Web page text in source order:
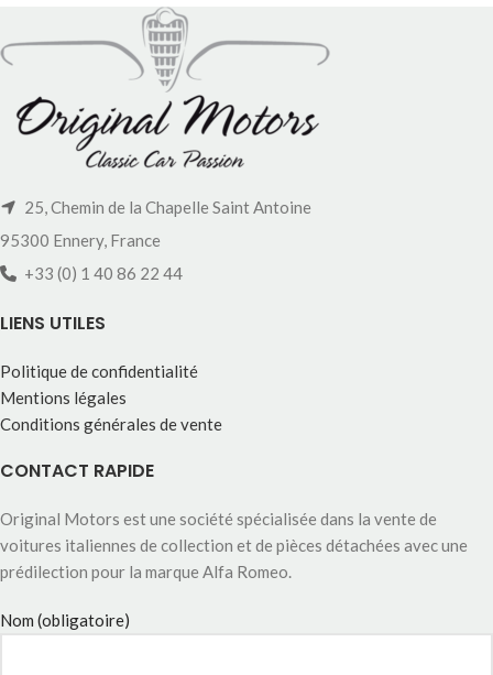
25, Chemin de la Chapelle Saint Antoine
95300 Ennery, France
+33 (0) 1 40 86 22 44
LIENS UTILES
Politique de confidentialité
Mentions légales
Conditions générales de vente
CONTACT RAPIDE
Original Motors est une société spécialisée dans la vente de
voitures italiennes de collection et de pièces détachées avec une
prédilection pour la marque Alfa Romeo.
Nom (obligatoire)